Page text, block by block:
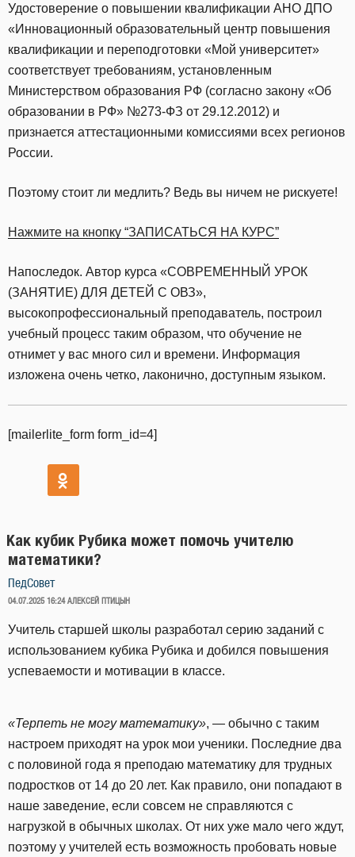
Удостоверение о повышении квалификации АНО ДПО
«Инновационный образовательный центр повышения
квалификации и переподготовки «Мой университет»
соответствует требованиям, установленным
Министерством образования РФ (согласно закону «Об
образовании в РФ» №273-ФЗ от 29.12.2012) и
признается аттестационными комиссиями всех регионов
России.
Поэтому стоит ли медлить? Ведь вы ничем не рискуете!
Нажмите на кнопку “ЗАПИСАТЬСЯ НА КУРС”
Напоследок. Автор курса «СОВРЕМЕННЫЙ УРОК
(ЗАНЯТИЕ) ДЛЯ ДЕТЕЙ С ОВЗ»,
высокопрофессиональный преподаватель, построил
учебный процесс таким образом, что обучение не
отнимет у вас много сил и времени. Информация
изложена очень четко, лаконично, доступным языком.
[mailerlite_form form_id=4]
Как кубик Рубика может помочь учителю
математики?
ПедСовет
ОПУБЛИКОВАНО
04.07.2025 16:24 АЛЕКСЕЙ ПТИЦЫН
Учитель старшей школы разработал серию заданий с
использованием кубика Рубика и добился повышения
успеваемости и мотивации в классе.
«Терпеть не могу математику», — обычно с таким
настроем приходят на урок мои ученики. Последние два
с половиной года я преподаю математику для трудных
подростков от 14 до 20 лет. Как правило, они попадают в
наше заведение, если совсем не справляются с
нагрузкой в обычных школах. От них уже мало чего ждут,
поэтому у учителей есть возможность пробовать новые